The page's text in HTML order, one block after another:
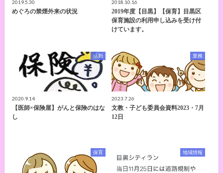
2019.5.30
めぐろの禁煙外来の状況
2018.10.16
2019年度【目黒】【保育】目黒区
保育施設の利用申し込みを受け付
けています。
活動
2020.9.14
【医師×保険屋】がんと保険のはな
し
業務
2023.7.26
文教・子ども委員会資料2023・7月
12日
保育 地域情報